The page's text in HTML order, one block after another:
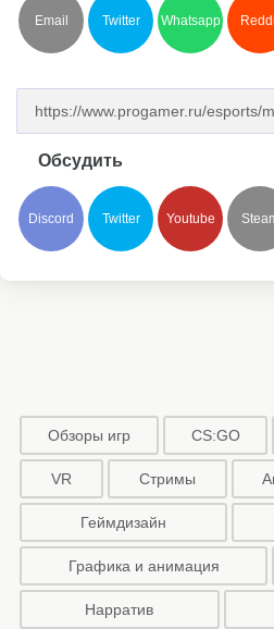
Email Twitter Whatsapp
Обсудить
Discord Twitter Youtube
Обзоры игр CS:GO
VR Стримы
Геймдизайн
Графика и анимация
Нарратив